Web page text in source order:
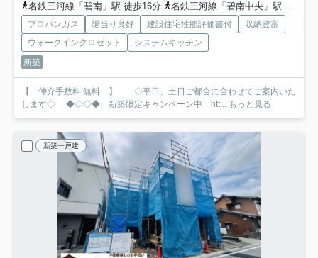
名鉄三河線「碧南」駅 徒歩16分
名鉄三河線「碧南中央」駅 徒歩37分
プロパンガス 陽当り良好 建設住宅性能評価書付
収納豊富
ウォークインクロゼット
システムキッチン
新築
【 仲介手数料 無料 】 ◇平日、土日ご都合に合わせてご案内いた
します◇ ◆◇◇◆ 新築限定キャンペーン中 htt... もっと見る
新築一戸建